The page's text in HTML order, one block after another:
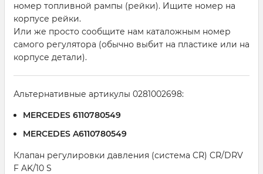
номер топливной рампы (рейки). Ищите номер на
корпусе рейки.
Или же просто сообщите нам каталожным номер
самого регулятора (обычно выбит на пластике или на
корпусе детали).
Альтернативные артикулы 0281002698:
MERCEDES 6110780549
MERCEDES A6110780549
Клапан регулировки давления (система CR) CR/DRV
F AK/10 S